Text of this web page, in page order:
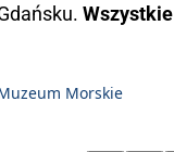
Wszystkie
Morskie